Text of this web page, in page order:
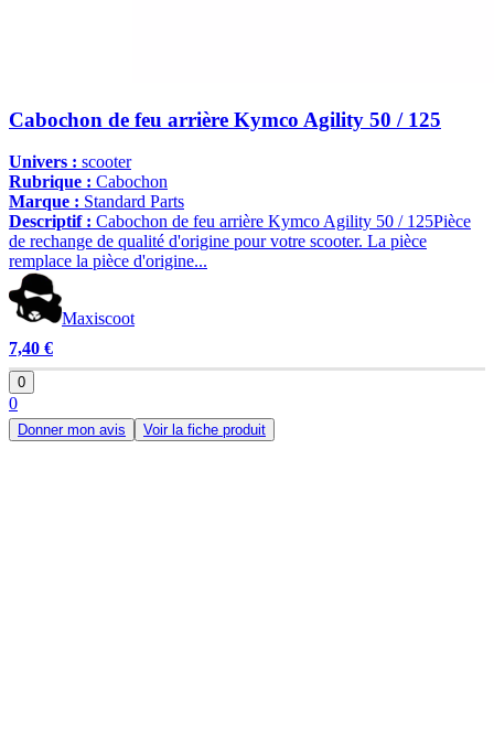
Cabochon de feu arrière Kymco Agility 50 / 125
Univers : scooter
Rubrique : Cabochon
Marque : Standard Parts
Descriptif : Cabochon de feu arrière Kymco Agility 50 / 125Pièce
de rechange de qualité d'origine pour votre scooter. La pièce
remplace la pièce d'origine...
Maxiscoot
7,40 €
0
0
Donner mon avis Voir la fiche produit